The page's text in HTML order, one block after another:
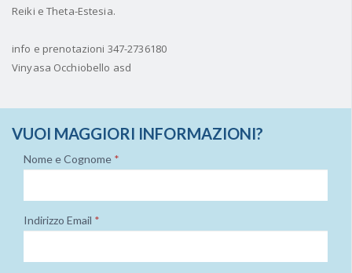
Reiki e Theta-Estesia.
info e prenotazioni 347-2736180
Vinyasa Occhiobello asd
VUOI MAGGIORI INFORMAZIONI?
Nome e Cognome *
Indirizzo Email *